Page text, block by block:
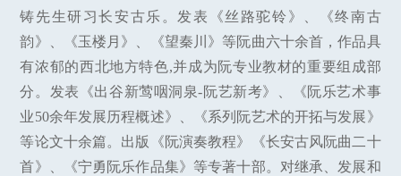
铸先生研习长安古乐。发表《丝路驼铃》、《终南古
韵》、《玉楼月》、《望秦川》等阮曲六十余首，作品具
有浓郁的西北地方特色,并成为阮专业教材的重要组成部
分。发表《出谷新莺咽洞泉-阮艺新考》、《阮乐艺术事
业50余年发展历程概述》、《系列阮艺术的开拓与发展》
等论文十余篇。出版《阮演奏教程》《长安古风阮曲二十
首》、《宁勇阮乐作品集》等专著十部。对继承、发展和